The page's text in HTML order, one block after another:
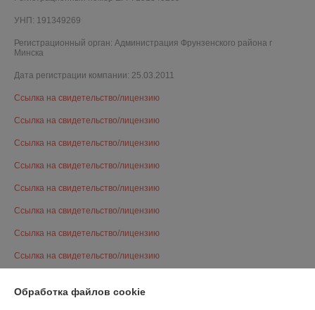
УНП: 191349269
Регистрационный орган: Администрация Фрунзенского района г
Минска
Дата регистрации компании: 25.03.2011
Ссылка на свидетельство/лицензию
Ссылка на свидетельство/лицензию
Ссылка на свидетельство/лицензию
Ссылка на свидетельство/лицензию
Ссылка на свидетельство/лицензию
Ссылка на свидетельство/лицензию
Ссылка на свидетельство/лицензию
Ссылка на свидетельство/лицензию
Обработка файлов cookie